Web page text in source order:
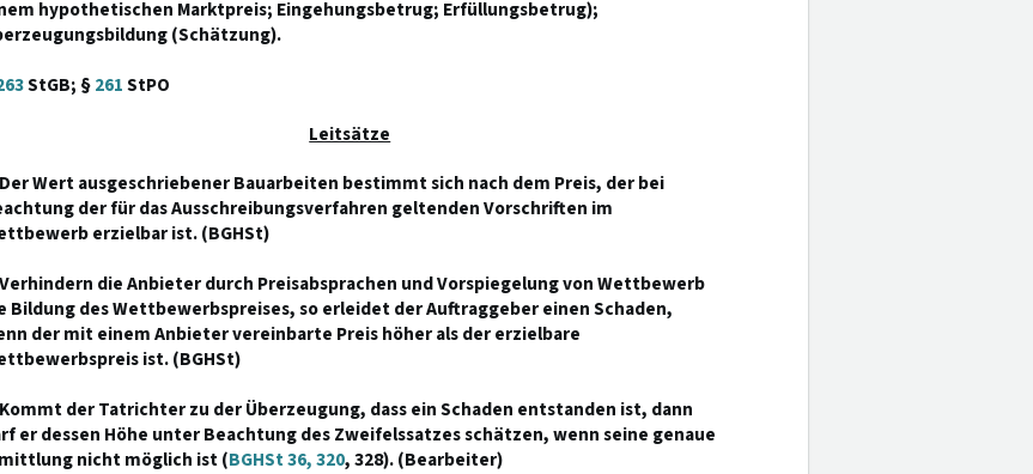
hypothetischen Marktpreis; Eingehungsbetrug; Erfüllungsbetrug);
(Schätzung).
StGB; §261StPO
Leitsätze
Wert ausgeschriebener Bauarbeiten bestimmt sich nach dem Preis, der bei
der für das Ausschreibungsverfahren geltenden Vorschriften im
erzielbar ist. (BGHSt)
die Anbieter durch Preisabsprachen und Vorspiegelung von Wettbewerb
Bildung des Wettbewerbspreises, so erleidet der Auftraggeber einen Schaden,
der mit einem Anbieter vereinbarte Preis höher als der erzielbare
ist. (BGHSt)
der Tatrichter zu der Überzeugung, dass ein Schaden entstanden ist, dann
er dessen Höhe unter Beachtung des Zweifelssatzes schätzen, wenn seine genaue
nicht möglich ist (BGHSt 36, 320, 328). (Bearbeiter)